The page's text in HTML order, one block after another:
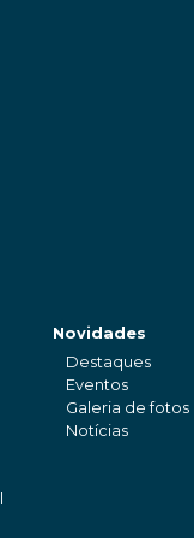
Novidades
Destaques
Eventos
Galeria de fotos
Notícias